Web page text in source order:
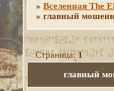
»Вселенная The
»главный
главный
Страница:1